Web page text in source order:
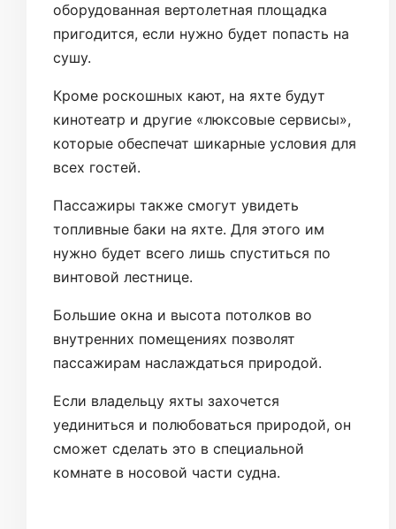
оборудованная вертолетная площадка
пригодится, если нужно будет попасть на
сушу.
Кроме роскошных кают, на яхте будут
кинотеатр и другие «люксовые сервисы»,
которые обеспечат шикарные условия для
всех гостей.
Пассажиры также смогут увидеть
топливные баки на яхте. Для этого им
нужно будет всего лишь спуститься по
винтовой лестнице.
Большие окна и высота потолков во
внутренних помещениях позволят
пассажирам наслаждаться природой.
Если владельцу яхты захочется
уединиться и полюбоваться природой, он
сможет сделать это в специальной
комнате в носовой части судна.